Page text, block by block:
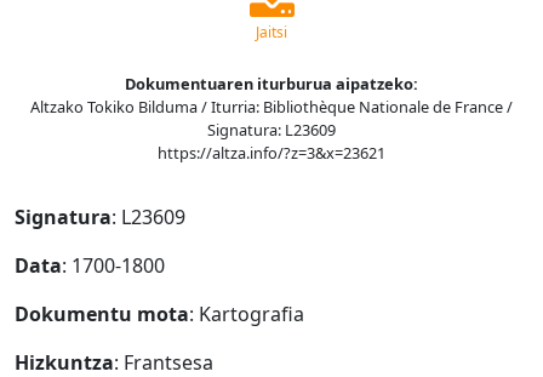
Jaitsi
Dokumentuaren iturburua aipatzeko:
Altzako Tokiko Bilduma / Iturria: Bibliothèque Nationale de France /
Signatura: L23609
https://altza.info/?z=3&x=23621
Signatura: L23609
Data: 1700-1800
Dokumentu mota: Kartografia
Hizkuntza: Frantsesa